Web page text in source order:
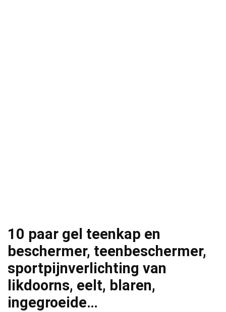
10 paar gel teenkap en
beschermer, teenbeschermer,
sportpijnverlichting van
likdoorns, eelt, blaren,
ingegroeide…